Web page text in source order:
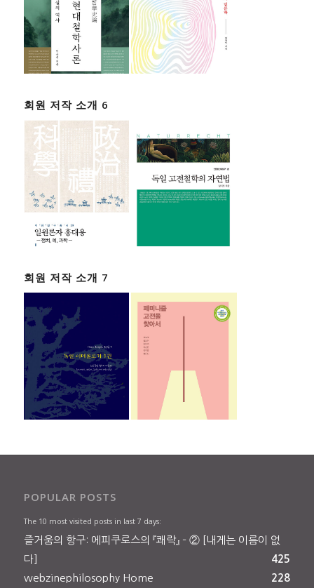
회원 저작 소개 6
회원 저작 소개 7
POPULAR POSTS
The 10 most visited posts in last 7 days:
즐거움의 항구: 에피쿠로스의 『쾌락』 – ② [내게는 이름이 없
다]
425
webzinephilosophy Home
228